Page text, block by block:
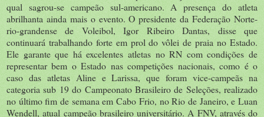
qual sagrou-se campeão sul-americano. A presença do atleta
abrilhanta ainda mais o evento. O presidente da Federação Norte-
rio-grandense de Voleibol, Igor Ribeiro Dantas, disse que
continuará trabalhando forte em prol do vôlei de praia no Estado.
Ele garante que há excelentes atletas no RN com condições de
representar bem o Estado nas competições nacionais, como é o
caso das atletas Aline e Larissa, que foram vice-campeãs na
categoria sub 19 do Campeonato Brasileiro de Seleções, realizado
no último fim de semana em Cabo Frio, no Rio de Janeiro, e Luan
Wendell, atual campeão brasileiro universitário. A FNV, através do